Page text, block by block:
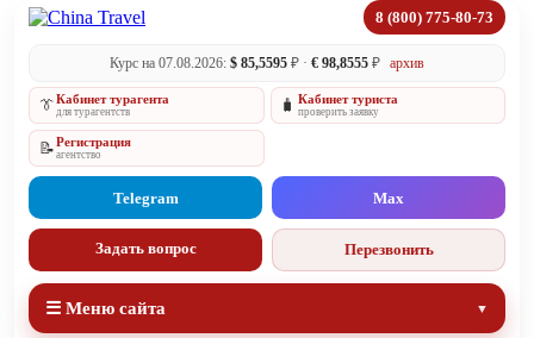
8 (800) 775-80-73
Курс на 07.08.2026: $ 85,5595 ₽ · € 98,8555 ₽ архив
👔Кабинет турагента
для турагентств 🧳 Кабинет туриста
проверить заявку
📝Регистрация
агентство
Telegram Max
Задать вопрос Перезвонить
☰ Меню сайта